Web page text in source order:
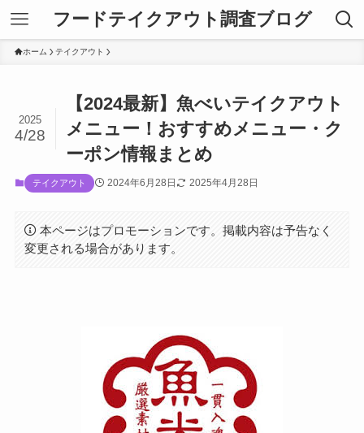
フードテイクアウト調査ブログ
ホーム テイクアウト
【2024最新】魚べいテイクアウト
メニュー！おすすめメニュー・ク
ーポン情報まとめ
2025
4/28
テイクアウト 2024年6月28日 2025年4月28日
本ページはプロモーションです。掲載内容は予告なく
変更される場合があります。